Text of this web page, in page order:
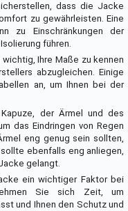
dass die Jacke
zu gewährleisten. Eine
zu Einschränkungen der
führen.
Ihre Maße zu kennen
abzugleichen. Einige
an, um Ihnen bei der
der Ärmel und des
das Eindringen von Regen
eng genug sein sollten,
ebenfalls eng anliegen,
gelangt.
ein wichtiger Faktor bei
Sie sich Zeit, um
und Ihnen den Schutz und